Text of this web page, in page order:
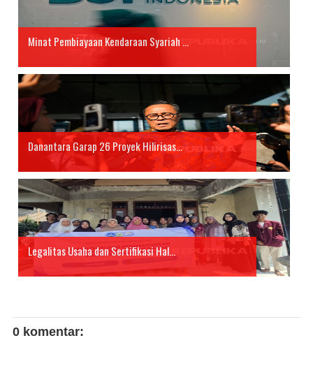
Minat Pembiayaan Kendaraan Syariah ...
Danantara Garap 26 Proyek Hilirisas...
Legalitas Usaha dan Sertifikasi Hal...
0 komentar: